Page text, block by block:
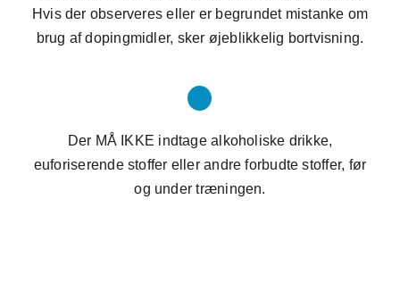
Hvis der observeres eller er begrundet mistanke om
brug af dopingmidler, sker øjeblikkelig bortvisning.
Der MÅ IKKE indtage alkoholiske drikke,
euforiserende stoffer eller andre forbudte stoffer, før
og under træningen.